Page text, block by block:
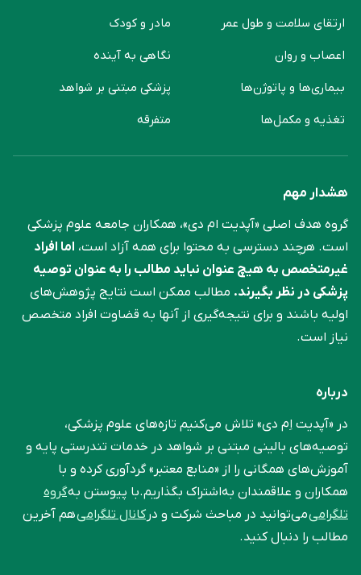
ارتقای سلامت و طول عمر
اعصاب و روان
بیماری‌ها و پاتوژن‌ها
تغذیه و مکمل‌ها
مادر و کودک
نگاهی به آینده
پزشکی مبتنی بر شواهد
متفرقه
هشدار مهم
گروه هدف اصلی «آپدیت ام دی»، همکاران جامعه علوم ‌پزشکی
است. هرچند دسترسی به محتوا برای همه آزاد است، اما افراد
غیرمتخصص به هیچ عنوان نباید مطالب را به عنوان توصیه
پزشکی در نظر بگیرند. مطالب ممکن است نتایج پژوهش‌های
اولیه باشند و برای نتیجه‌گیری از آنها به قضاوت افراد متخصص
نیاز است.
درباره
در «آپدیت اِم دی» تلاش می‌کنیم تازه‌های علوم پزشکی،
توصیه‌های بالینی مبتنی بر شواهد در خدمات تندرستی پایه و
آموزش‌های همگانی را از «منابع معتبر» گردآوری کرده و با
همکاران و علاقمندان به‌اشتراک بگذاریم.با پیوستن بهگروه
تلگرامیمی‌توانید در مباحث شرکت و درکانال تلگرامیهم آخرین
مطالب را دنبال کنید.